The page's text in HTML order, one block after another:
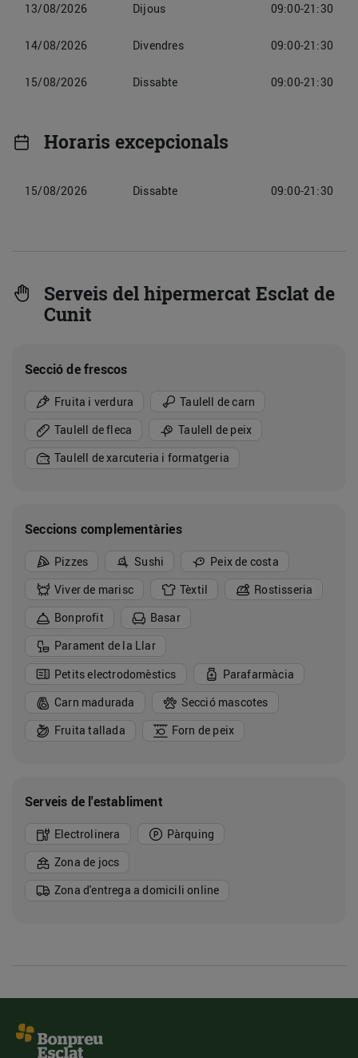
13/08/2026 Dijous 09:00-21:30
14/08/2026 Divendres 09:00-21:30
15/08/2026 Dissabte 09:00-21:30
Horaris excepcionals
15/08/2026 Dissabte 09:00-21:30
Serveis del hipermercat Esclat de
Cunit
Secció de frescos
Fruita i verdura
Taulell de carn
Taulell de fleca
Taulell de peix
Taulell de xarcuteria i formatgeria
Seccions complementàries
Pizzes Sushi
Peix de costa
Viver de marisc
Tèxtil
Rostisseria
Bonprofit
Basar
Parament de la Llar
Petits electrodomèstics
Parafarmàcia
Carn madurada
Secció mascotes
Fruita tallada
Forn de peix
Serveis de l'establiment
Electrolinera
Pàrquing
Zona de jocs
Zona d'entrega a domicili online